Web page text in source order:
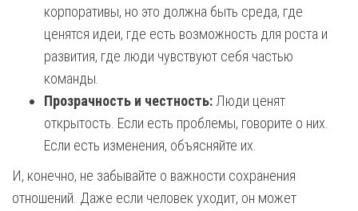
корпоративы, но это должна быть среда, где
ценятся идеи, где есть возможность для роста и
развития, где люди чувствуют себя частью
команды.
Прозрачность и честность: Люди ценят
открытость. Если есть проблемы, говорите о них.
Если есть изменения, объясняйте их.
И, конечно, не забывайте о важности сохранения
отношений. Даже если человек уходит, он может